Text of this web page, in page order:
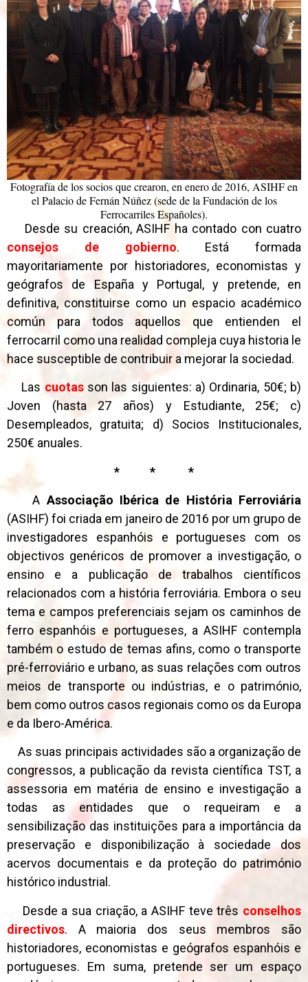
Fotografía de los socios que crearon, en enero de 2016, ASIHF en
el Palacio de Fernán Núñez (sede de la Fundación de los
Ferrocarriles Españoles).
Desde su creación, ASIHF ha contado con cuatro
consejos de gobierno. Está formada
mayoritariamente por historiadores, economistas y
geógrafos de España y Portugal, y pretende, en
definitiva, constituirse como un espacio académico
común para todos aquellos que entienden el
ferrocarril como una realidad compleja cuya historia le
hace susceptible de contribuir a mejorar la sociedad.
Las cuotas son las siguientes: a) Ordinaria, 50€; b)
Joven (hasta 27 años) y Estudiante, 25€; c)
Desempleados, gratuita; d) Socios Institucionales,
250€ anuales.
* * *
A Associação Ibérica de História Ferroviária
(ASIHF) foi criada em janeiro de 2016 por um grupo de
investigadores espanhóis e portugueses com os
objectivos genéricos de promover a investigação, o
ensino e a publicação de trabalhos científicos
relacionados com a história ferroviária. Embora o seu
tema e campos preferenciais sejam os caminhos de
ferro espanhóis e portugueses, a ASIHF contempla
também o estudo de temas afins, como o transporte
pré-ferroviário e urbano, as suas relações com outros
meios de transporte ou indústrias, e o património,
bem como outros casos regionais como os da Europa
e da Ibero-América.
As suas principais actividades são a organização de
congressos, a publicação da revista científica TST, a
assessoria em matéria de ensino e investigação a
todas as entidades que o requeiram e a
sensibilização das instituições para a importância da
preservação e disponibilização à sociedade dos
acervos documentais e da proteção do património
histórico industrial.
Desde a sua criação, a ASIHF teve três conselhos
directivos. A maioria dos seus membros são
historiadores, economistas e geógrafos espanhóis e
portugueses. Em suma, pretende ser um espaço